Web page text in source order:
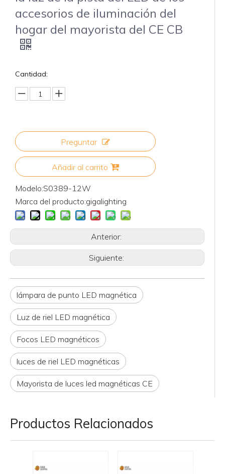
accesorios de iluminación del
hogar del mayorista del CE CB
Cantidad:
Preguntar
Añadir al carrito
Modelo:S0389-12W
Marca del producto:gigalighting
Anterior:
Siguiente:
lámpara de punto LED magnética
Luz de riel LED magnética
Focos LED magnéticos
luces de riel LED magnéticas
Mayorista de luces led magnéticas CE
Productos Relacionados